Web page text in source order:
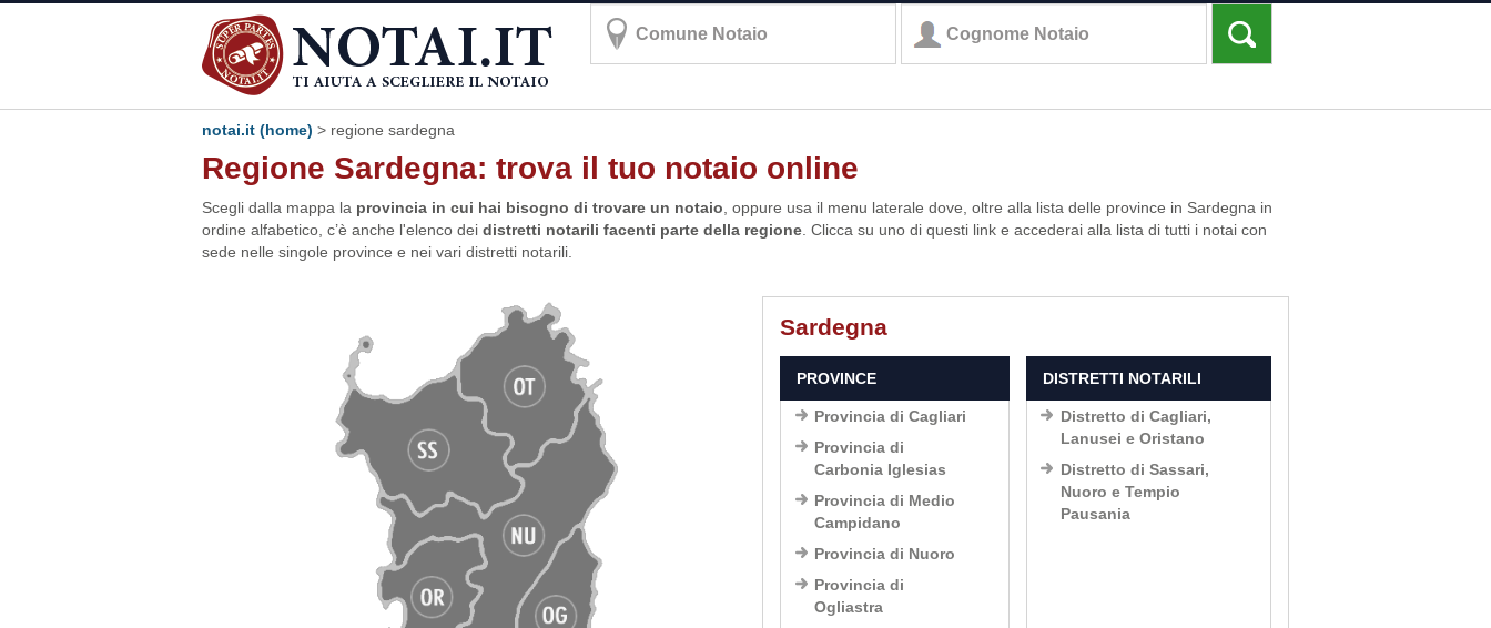
notai.it (home) > regione sardegna
Regione Sardegna: trova il tuo notaio online
Scegli dalla mappa la provincia in cui hai bisogno di trovare un notaio , oppure usa il menu laterale dove, oltre alla lista delle province in Sardegna in
ordine alfabetico, c’è anche l'elenco dei distretti notarili facenti parte della regione . Clicca su uno di questi link e accederai alla lista di tutti i notai con
sede nelle singole province e nei vari distretti notarili.
Sardegna
PROVINCE
Provincia di Cagliari
Provincia di
Carbonia Iglesias
Provincia di Medio
Campidano
Provincia di Nuoro
Provincia di
Ogliastra
DISTRETTI NOTARILI
Distretto di Cagliari,
Lanusei e Oristano
Distretto di Sassari,
Nuoro e Tempio
Pausania